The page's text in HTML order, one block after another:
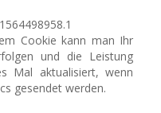
Cookie kann man Ihr
und die Leistung
Mal aktualisiert, wenn
gesendet werden.